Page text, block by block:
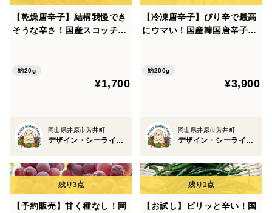
【乾燥唐辛子】結構我慢でき
そうな辛さ！国産スコッチボ
約20g
¥1,700
岡山県井原市芳井町
デザイン・シーライオン・ファーム
【冷凍唐辛子】ぴり辛で最高
にウマい！国産韓国唐辛子
約200g
¥3,900
岡山県井原市芳井町
デザイン・シーライオン・ファーム
【予約販売】甘く種なし！岡
【お試し】ピリッと辛い！国